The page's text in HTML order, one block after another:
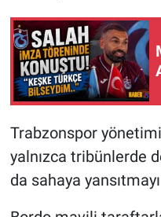
Trabzonspor
yalnızca tribünlerde
da sahaya